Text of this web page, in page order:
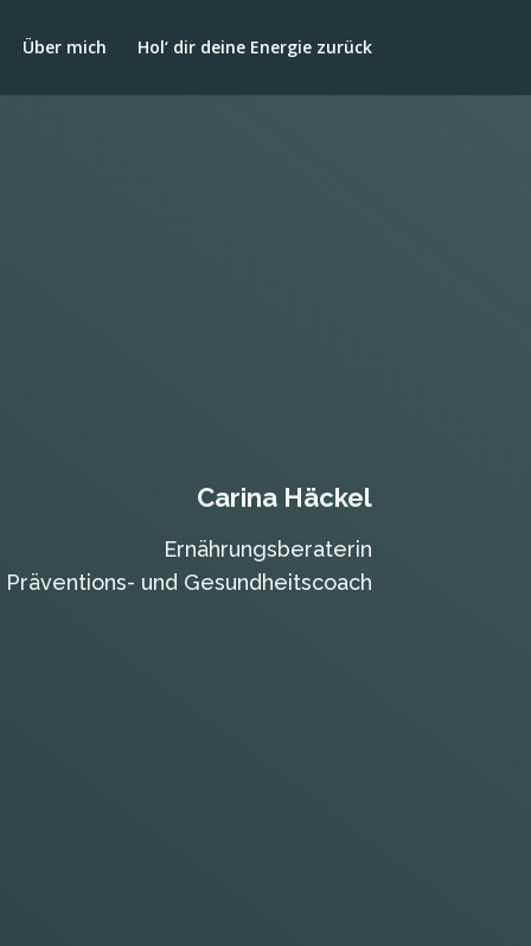
Über mich Hol‘ dir deine Energie zurück
Carina Häckel
Ernährungsberaterin
Präventions- und Gesundheitscoach